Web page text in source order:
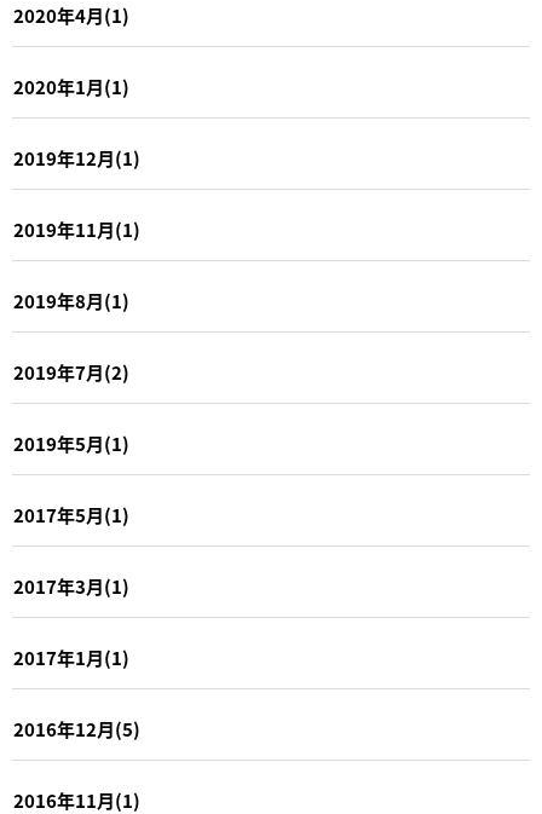
2020年4月(1)
2020年1月(1)
2019年12月(1)
2019年11月(1)
2019年8月(1)
2019年7月(2)
2019年5月(1)
2017年5月(1)
2017年3月(1)
2017年1月(1)
2016年12月(5)
2016年11月(1)